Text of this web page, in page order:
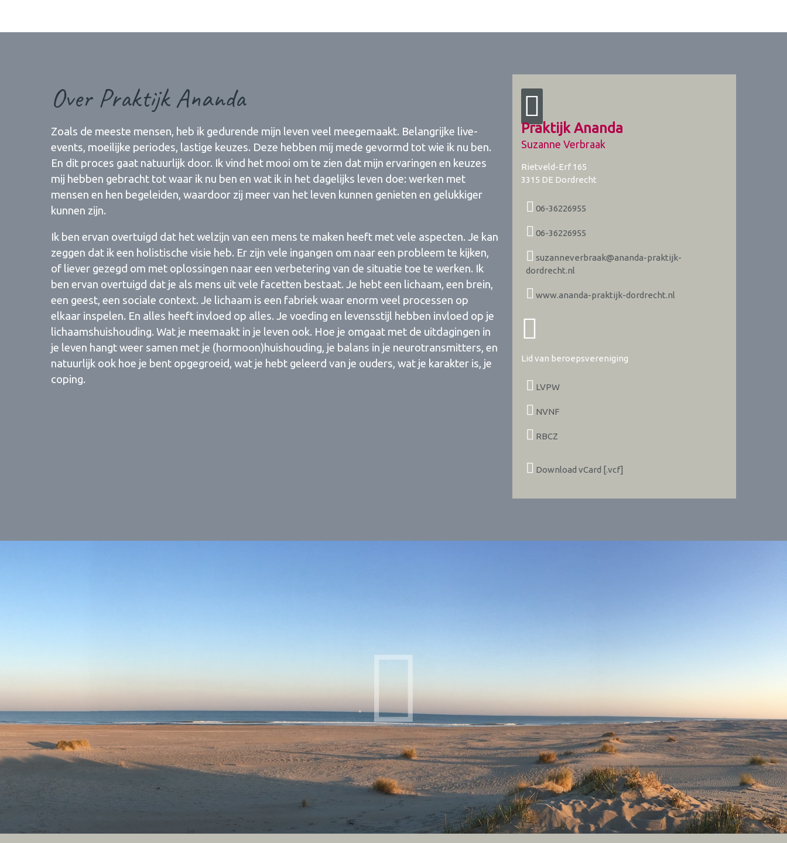
Over Praktijk Ananda
Zoals de meeste mensen, heb ik gedurende mijn leven veel meegemaakt. Belangrijke live-
events, moeilijke periodes, lastige keuzes. Deze hebben mij mede gevormd tot wie ik nu ben.
En dit proces gaat natuurlijk door. Ik vind het mooi om te zien dat mijn ervaringen en keuzes
mij hebben gebracht tot waar ik nu ben en wat ik in het dagelijks leven doe: werken met
mensen en hen begeleiden, waardoor zij meer van het leven kunnen genieten en gelukkiger
kunnen zijn.
Ik ben ervan overtuigd dat het welzijn van een mens te maken heeft met vele aspecten. Je kan
zeggen dat ik een holistische visie heb. Er zijn vele ingangen om naar een probleem te kijken,
of liever gezegd om met oplossingen naar een verbetering van de situatie toe te werken. Ik
ben ervan overtuigd dat je als mens uit vele facetten bestaat. Je hebt een lichaam, een brein,
een geest, een sociale context. Je lichaam is een fabriek waar enorm veel processen op
elkaar inspelen. En alles heeft invloed op alles. Je voeding en levensstijl hebben invloed op je
lichaamshuishouding. Wat je meemaakt in je leven ook. Hoe je omgaat met de uitdagingen in
je leven hangt weer samen met je (hormoon)huishouding, je balans in je neurotransmitters, en
natuurlijk ook hoe je bent opgegroeid, wat je hebt geleerd van je ouders, wat je karakter is, je
coping.
Praktijk Ananda
Suzanne Verbraak
Rietveld-Erf 165
3315 DE Dordrecht
06-36226955
06-36226955
suzanneverbraak@ananda-praktijk-
dordrecht.nl
www.ananda-praktijk-dordrecht.nl
Lid van beroepsvereniging
LVPW
NVNF
RBCZ
Download vCard [.vcf]